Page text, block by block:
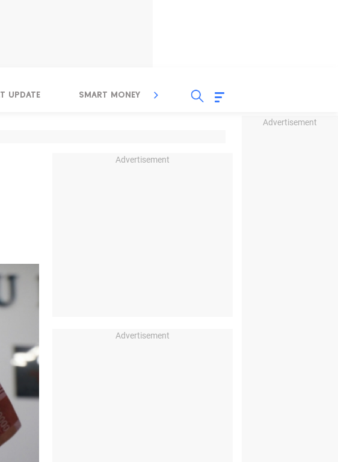
Advertisement
UPDATE SMART MONEY INSPIRASI BISNIS
Advertisement
Advertisement